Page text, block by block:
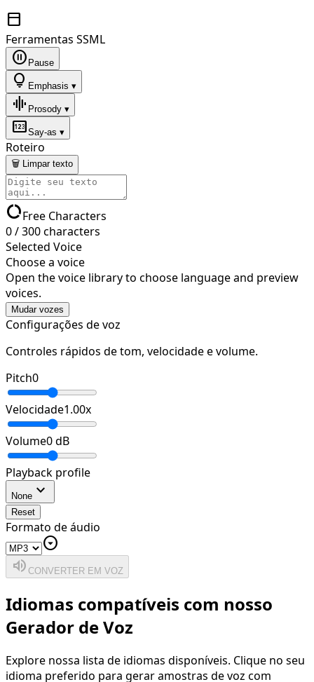
toolbar
Ferramentas SSML
pause_circle Pause
lightbulb Emphasis ▾
graphic_eq Prosody ▾
pinSay-as ▾
Roteiro
🗑 Limpar texto
data_usageFree Characters
0/300characters
Selected Voice
Choose a voice
Open the voice library to choose language and preview
voices.
Mudar vozes
Configurações de voz
Controles rápidos de tom, velocidade e volume.
Pitch0
Velocidade1.00x
Volume0dB
Playback profile
None expand_more
Reset
Formato de áudio
arrow_drop_down_circle
volume_up CONVERTER EM VOZ
Idiomas compatíveis com nosso
Gerador de Voz
Explore nossa lista de idiomas disponíveis. Clique no seu
idioma preferido para gerar amostras de voz com